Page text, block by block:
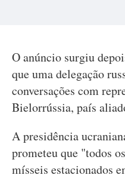
O anúncio surgiu
que uma delegação
conversações com
Bielorrússia, país
A presidência
prometeu que "todos
mísseis estacionados